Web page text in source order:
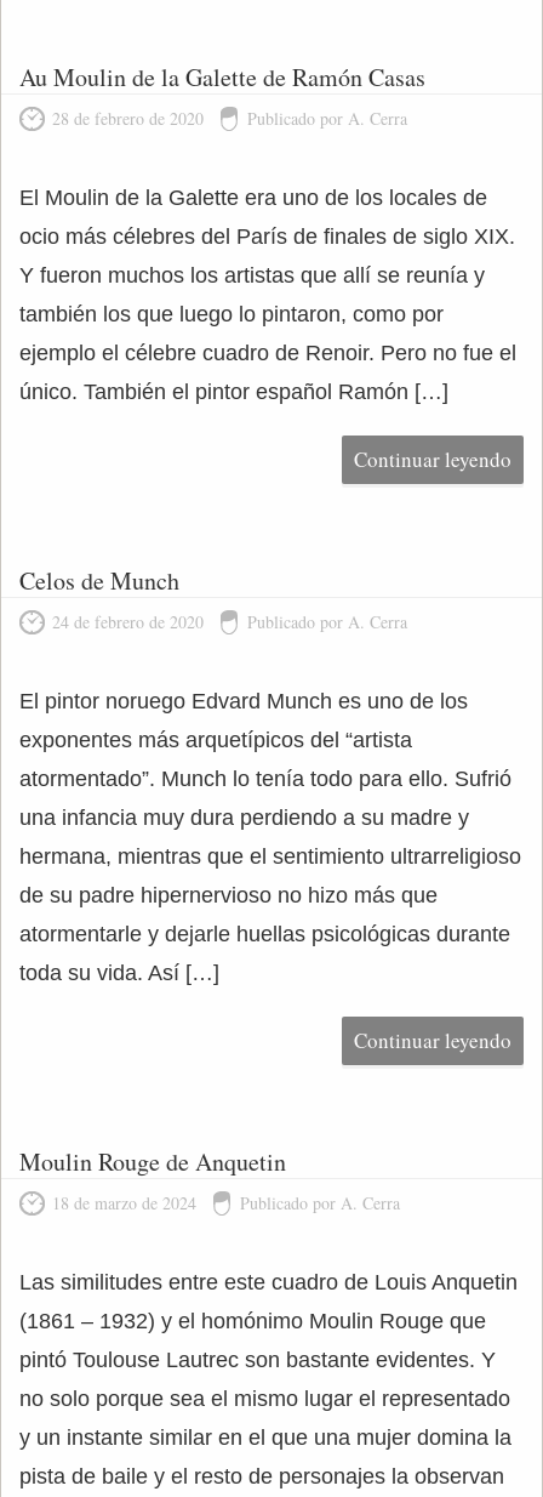
Au Moulin de la Galette de Ramón Casas
28 de febrero de 2020 Publicado por A. Cerra
El Moulin de la Galette era uno de los locales de
ocio más célebres del París de finales de siglo XIX.
Y fueron muchos los artistas que allí se reunía y
también los que luego lo pintaron, como por
ejemplo el célebre cuadro de Renoir. Pero no fue el
único. También el pintor español Ramón […]
Continuar leyendo
Celos de Munch
24 de febrero de 2020 Publicado por A. Cerra
El pintor noruego Edvard Munch es uno de los
exponentes más arquetípicos del “artista
atormentado”. Munch lo tenía todo para ello. Sufrió
una infancia muy dura perdiendo a su madre y
hermana, mientras que el sentimiento ultrarreligioso
de su padre hipernervioso no hizo más que
atormentarle y dejarle huellas psicológicas durante
toda su vida. Así […]
Continuar leyendo
Moulin Rouge de Anquetin
18 de marzo de 2024 Publicado por A. Cerra
Las similitudes entre este cuadro de Louis Anquetin
(1861 – 1932) y el homónimo Moulin Rouge que
pintó Toulouse Lautrec son bastante evidentes. Y
no solo porque sea el mismo lugar el representado
y un instante similar en el que una mujer domina la
pista de baile y el resto de personajes la observan